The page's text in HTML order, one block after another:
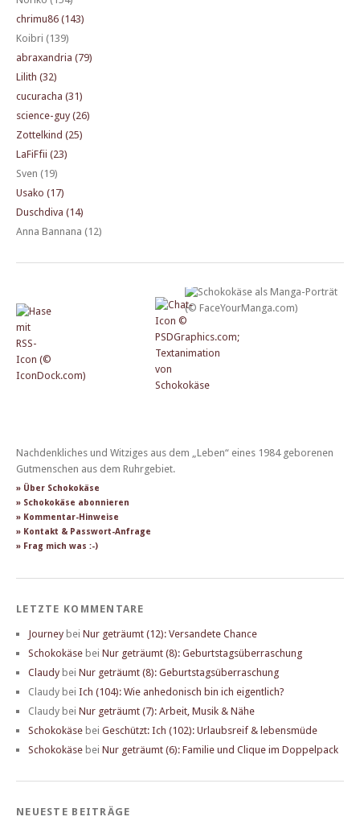
chrimu86 (143)
Koibri (139)
abraxandria (79)
Lilith (32)
cucuracha (31)
science-guy (26)
Zottelkind (25)
LaFiFfii (23)
Sven (19)
Usako (17)
Duschdiva (14)
Anna Bannana (12)
Nachdenkliches und Witziges aus dem „Leben“ eines 1984 geborenen
Gutmenschen aus dem Ruhrgebiet.
» Über Schokokäse
» Schokokäse abonnieren
» Kommentar-Hinweise
» Kontakt & Passwort-Anfrage
» Frag mich was :-)
LETZTE KOMMENTARE
Journey bei Nur geträumt (12): Versandete Chance
Schokokäse bei Nur geträumt (8): Geburtstagsüberraschung
Claudy bei Nur geträumt (8): Geburtstagsüberraschung
Claudy bei Ich (104): Wie anhedonisch bin ich eigentlich?
Claudy bei Nur geträumt (7): Arbeit, Musik & Nähe
Schokokäse bei Geschützt: Ich (102): Urlaubsreif & lebensmüde
Schokokäse bei Nur geträumt (6): Familie und Clique im Doppelpack
NEUESTE BEITRÄGE